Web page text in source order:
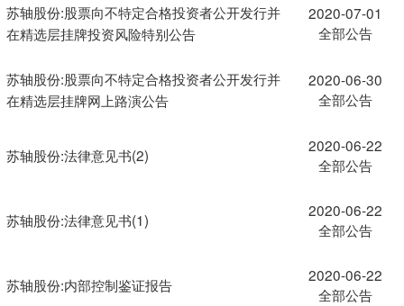
苏轴股份:股票向不特定合格投资者公开发行并
在精选层挂牌投资风险特别公告
2020-07-01
全部公告
苏轴股份:股票向不特定合格投资者公开发行并
在精选层挂牌网上路演公告
2020-06-30
全部公告
苏轴股份:法律意见书(2)
2020-06-22
全部公告
苏轴股份:法律意见书(1)
2020-06-22
全部公告
苏轴股份:内部控制鉴证报告
2020-06-22
全部公告